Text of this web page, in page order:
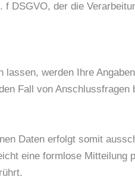
DSGVO, der die
werden Ihre
Fall von
Daten erfolgt somit
eine formlose